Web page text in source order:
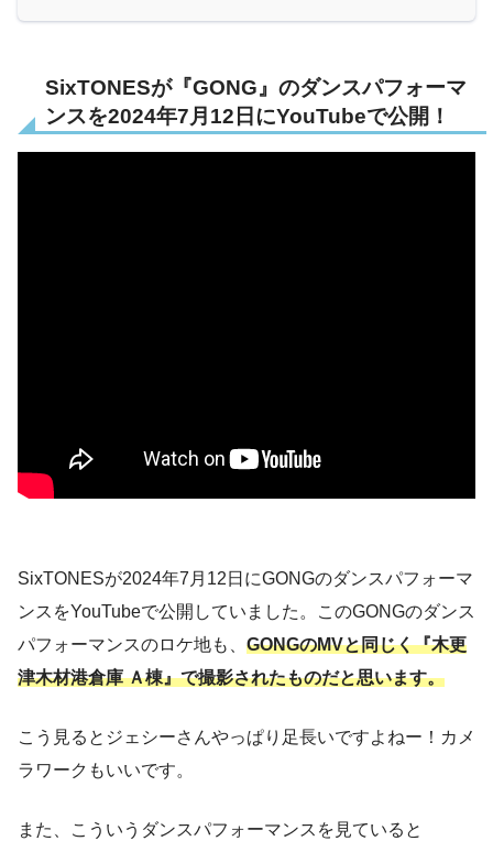
SixTONESが『GONG』のダンスパフォーマ
ンスを2024年7月12日にYouTubeで公開！
SixTONESが2024年7月12日にGONGのダンスパフォーマ
ンスをYouTubeで公開していました。このGONGのダンス
パフォーマンスのロケ地も、 GONGのMVと同じく『木更
津木材港倉庫 Ａ棟』で撮影されたものだと思います。
こう見るとジェシーさんやっぱり足長いですよねー！カメ
ラワークもいいです。
また、こういうダンスパフォーマンスを見ていると